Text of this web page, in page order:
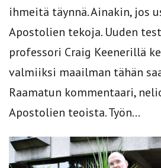
ihmeitä täynnä. Ainakin, jos
Apostolien tekoja. Uuden
professori Craig Keenerillä
valmiiksi maailman tähän
Raamatun kommentaari,
Apostolien teoista. Työn...